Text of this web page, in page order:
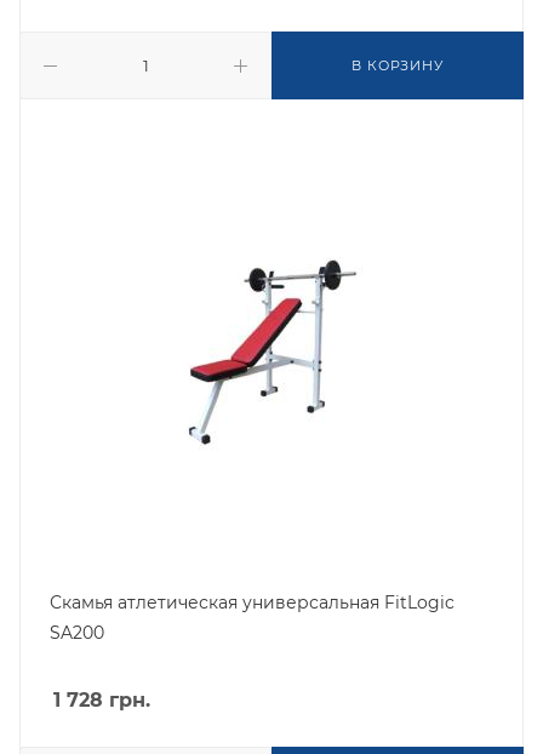
В КОРЗИНУ
Скамья атлетическая универсальная FitLogic
SA200
1 728 грн.